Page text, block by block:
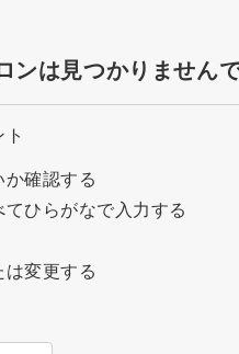
は見つかりませんで
確認する
ひらがなで入力する
変更する